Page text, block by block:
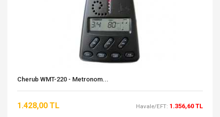
Cherub WMT-220 - Metronom...
1.428,00 TL Havale/EFT: 1.356,60 TL